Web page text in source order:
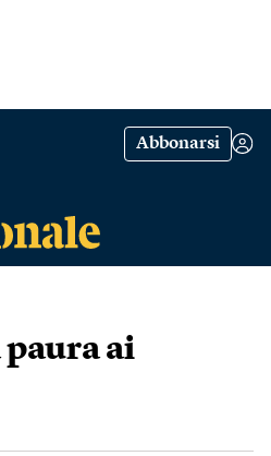
Abbonarsi
ai